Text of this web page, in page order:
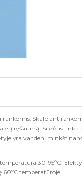
rankomis. Skalbiant
ryškumą. Sudėtis tinka
yra vandenį
30-95ºC.
60ºC temperatūroje.